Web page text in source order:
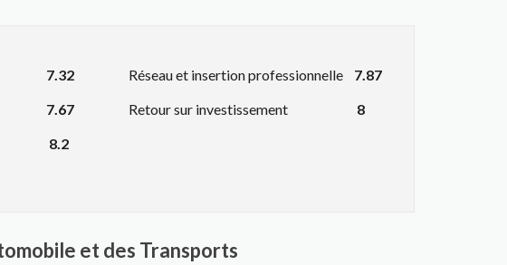
7.32
7.67
8.2
Réseau et insertion professionnelle
7.87
Retour sur investissement
8
et des Transports